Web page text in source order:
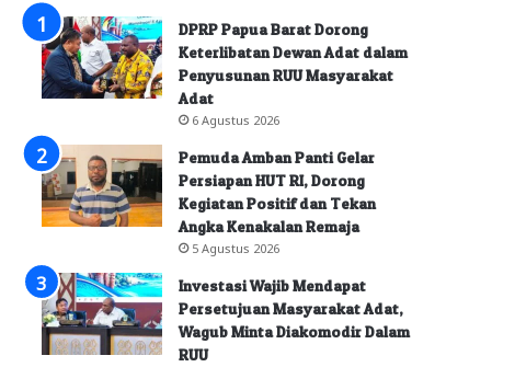
DPRP Papua Barat Dorong
Keterlibatan Dewan Adat dalam
Penyusunan RUU Masyarakat
Adat
6 Agustus 2026
Pemuda Amban Panti Gelar
Persiapan HUT RI, Dorong
Kegiatan Positif dan Tekan
Angka Kenakalan Remaja
5 Agustus 2026
Investasi Wajib Mendapat
Persetujuan Masyarakat Adat,
Wagub Minta Diakomodir Dalam
RUU